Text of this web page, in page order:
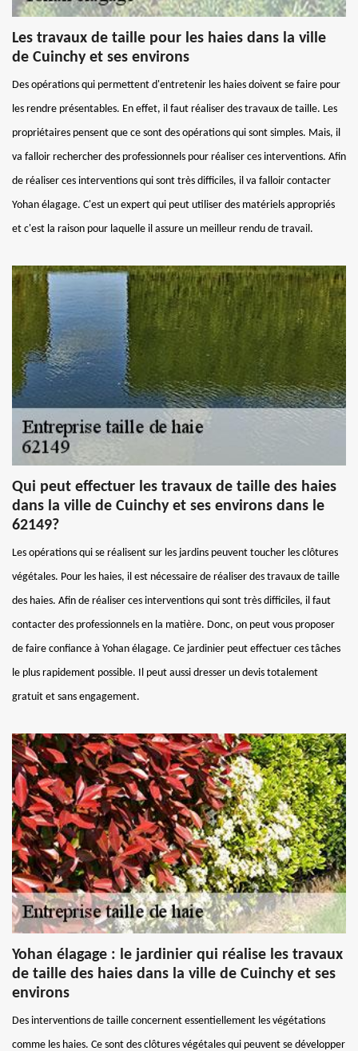
Les travaux de taille pour les haies dans la ville
de Cuinchy et ses environs
Des opérations qui permettent d'entretenir les haies doivent se faire pour
les rendre présentables. En effet, il faut réaliser des travaux de taille. Les
propriétaires pensent que ce sont des opérations qui sont simples. Mais, il
va falloir rechercher des professionnels pour réaliser ces interventions. Afin
de réaliser ces interventions qui sont très difficiles, il va falloir contacter
Yohan élagage. C'est un expert qui peut utiliser des matériels appropriés
et c'est la raison pour laquelle il assure un meilleur rendu de travail.
Qui peut effectuer les travaux de taille des haies
dans la ville de Cuinchy et ses environs dans le
62149?
Les opérations qui se réalisent sur les jardins peuvent toucher les clôtures
végétales. Pour les haies, il est nécessaire de réaliser des travaux de taille
des haies. Afin de réaliser ces interventions qui sont très difficiles, il faut
contacter des professionnels en la matière. Donc, on peut vous proposer
de faire confiance à Yohan élagage. Ce jardinier peut effectuer ces tâches
le plus rapidement possible. Il peut aussi dresser un devis totalement
gratuit et sans engagement.
Yohan élagage : le jardinier qui réalise les travaux
de taille des haies dans la ville de Cuinchy et ses
environs
Des interventions de taille concernent essentiellement les végétations
comme les haies. Ce sont des clôtures végétales qui peuvent se développer